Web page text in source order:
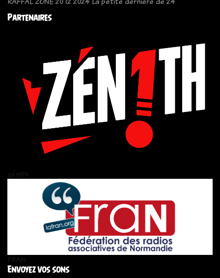
Partenaires
Envoyez vos sons